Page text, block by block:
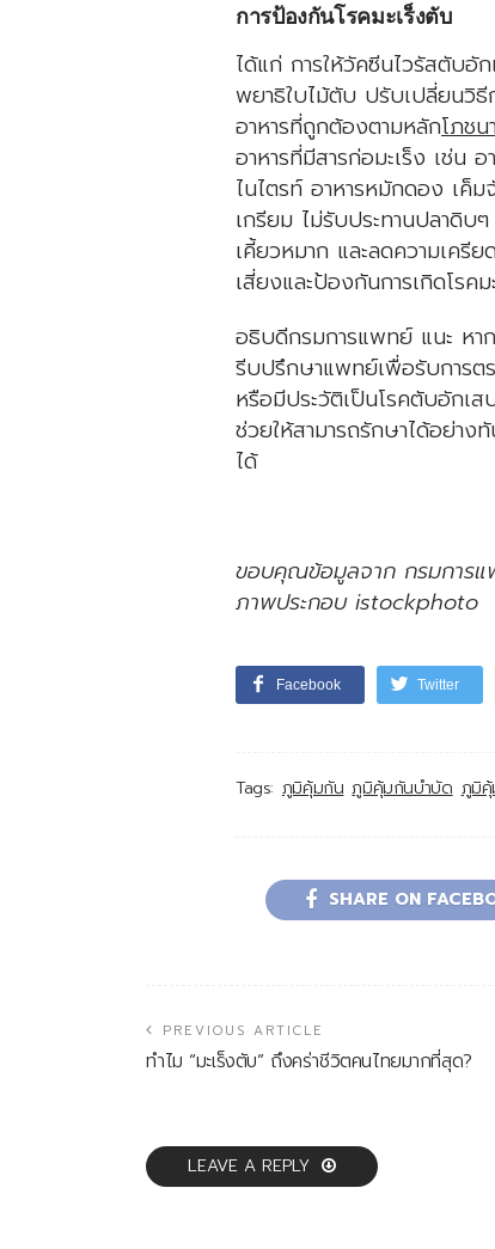
การป้องกันโรคมะเร็งตับ
ได้แก่ การให้วัคซีนไวรัสตับอั
พยาธิใบไม้ตับ ปรับเปลี่ยนวิธี
อาหารที่ถูกต้องตามหลักโภชน
อาหารที่มีสารก่อมะเร็ง เช่น
ไนไตรท์ อาหารหมักดอง เ
เกรียม ไม่รับประทานปลาดิ
เคี้ยวหมาก และลดความเครี
เสี่ยงและป้องกันการเกิดโรค
อธิบดีกรมการแพทย์ แนะ หา
รีบปรึกษาแพทย์เพื่อรับการต
หรือมีประวัติเป็นโรคตับอักเส
ช่วยให้สามารถรักษาได้อย่าง
ได้
ขอบคุณข้อมูลจาก กรมการ
ภาพประกอบ istockphoto
Facebook Twitter
Tags: ภูมิคุ้มกัน ภูมิคุ้มกันบำบัด ภูมิคุ้
SHARE ON
PREVIOUS ARTICLE
ทำไม “มะเร็งตับ” ถึงคร่าชีวิตคนไทยมากที่สุด?
LEAVE A REPLY